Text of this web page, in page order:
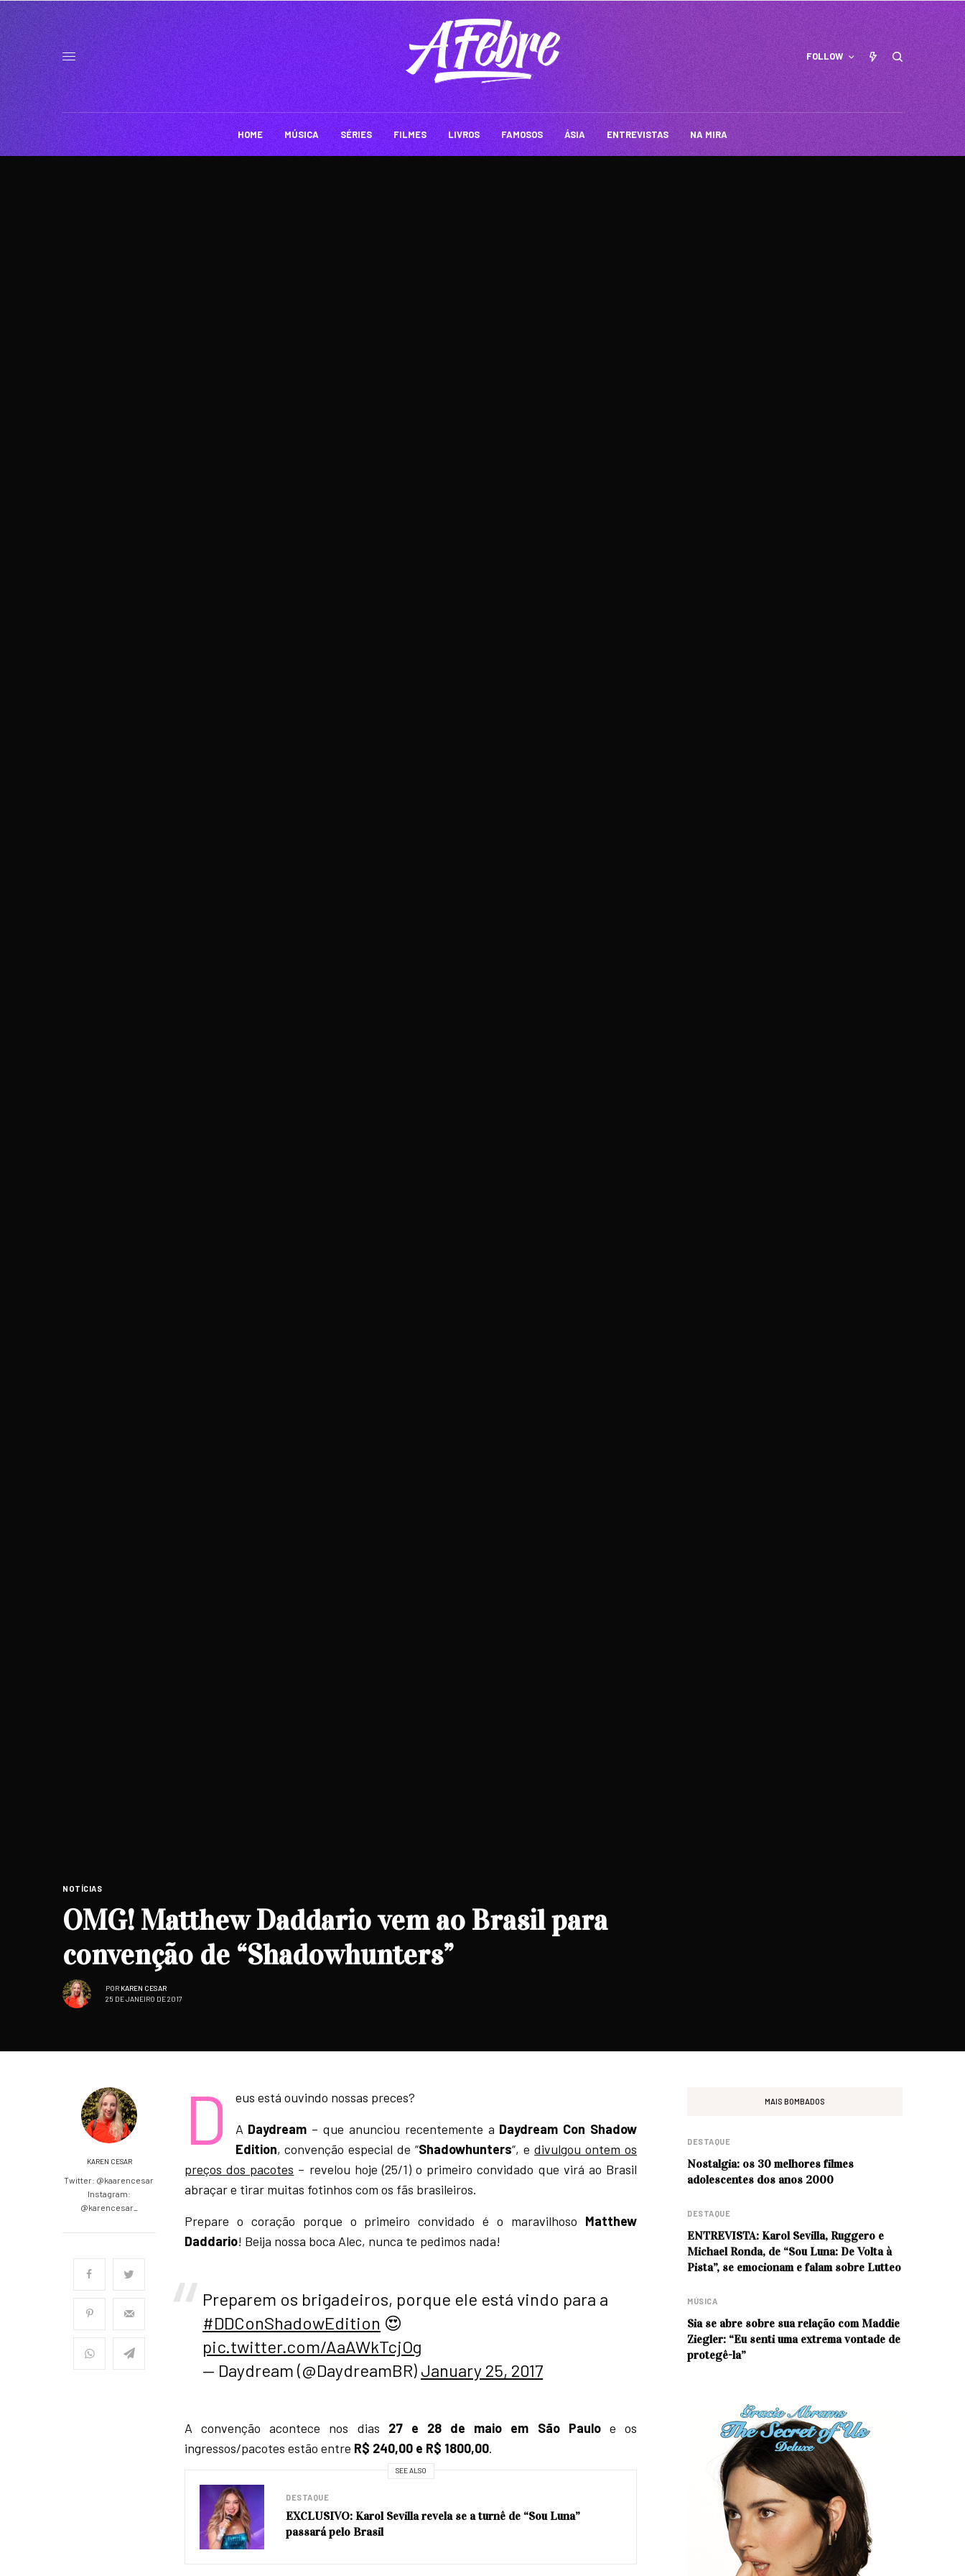
FOLLOW
HOME MÚSICA SÉRIES FILMES LIVROS FAMOSOS ÁSIA ENTREVISTAS NA MIRA
NOTÍCIAS
OMG! Matthew Daddario vem ao Brasil para
convenção de “Shadowhunters”
POR KAREN CESAR
25 DE JANEIRO DE 2017
KAREN CESAR
Twitter: @kaarencesar
Instagram:
@karencesar_
D
eus está ouvindo nossas preces?
A Daydream – que anunciou recentemente a Daydream Con Shadow
Edition, convenção especial de “Shadowhunters“, edivulgou ontem os
preços dos pacotes – revelou hoje (25/1) o primeiro convidado que virá ao Brasil
abraçar e tirar muitas fotinhos com os fãs brasileiros.
Prepare o coração porque o primeiro convidado é o maravilhoso Matthew
Daddario! Beija nossa boca Alec, nunca te pedimos nada!
Preparem os brigadeiros, porque ele está vindo para a
#DDConShadowEdition 😍
pic.twitter.com/AaAWkTcjOg
— Daydream (@DaydreamBR) January 25, 2017
A convenção acontece nos dias 27 e 28 de maio em São Pauloe os
ingressos/pacotes estão entre R$ 240,00 e R$ 1800,00.
SEE ALSO
DESTAQUE
EXCLUSIVO: Karol Sevilla revela se a turnê de “Sou Luna”
passará pelo Brasil
MAIS BOMBADOS
DESTAQUE
Nostalgia: os 30 melhores filmes
adolescentes dos anos 2000
DESTAQUE
ENTREVISTA: Karol Sevilla, Ruggero e
Michael Ronda, de “Sou Luna: De Volta à
Pista”, se emocionam e falam sobre Lutteo
MÚSICA
Sia se abre sobre sua relação com Maddie
Ziegler: “Eu senti uma extrema vontade de
protegê-la”